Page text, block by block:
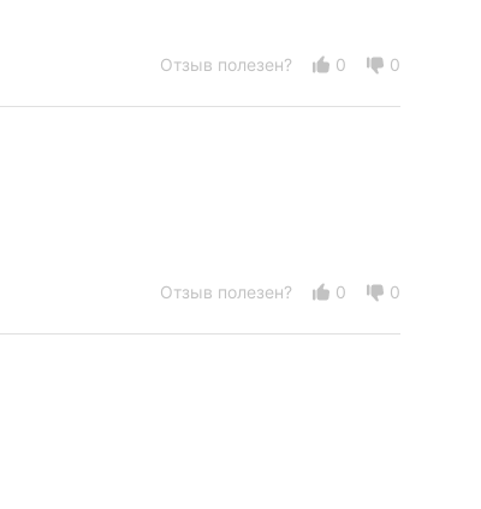
Отзыв полезен? 0 0
Отзыв полезен? 0 0